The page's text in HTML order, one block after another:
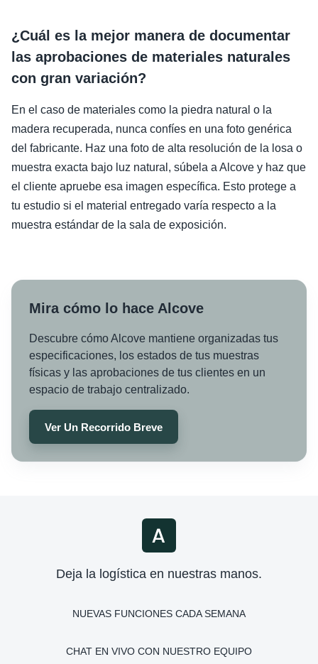
¿Cuál es la mejor manera de documentar
las aprobaciones de materiales naturales
con gran variación?
En el caso de materiales como la piedra natural o la
madera recuperada, nunca confíes en una foto genérica
del fabricante. Haz una foto de alta resolución de la losa o
muestra exacta bajo luz natural, súbela a Alcove y haz que
el cliente apruebe esa imagen específica. Esto protege a
tu estudio si el material entregado varía respecto a la
muestra estándar de la sala de exposición.
Mira cómo lo hace Alcove
Descubre cómo Alcove mantiene organizadas tus
especificaciones, los estados de tus muestras
físicas y las aprobaciones de tus clientes en un
espacio de trabajo centralizado.
Ver Un Recorrido Breve
Deja la logística en nuestras manos.
NUEVAS FUNCIONES CADA SEMANA
CHAT EN VIVO CON NUESTRO EQUIPO